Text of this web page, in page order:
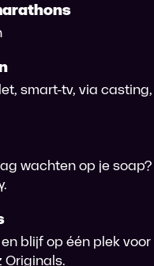
smart-tv, via
wachten op je
blijf op één plek
Originals.